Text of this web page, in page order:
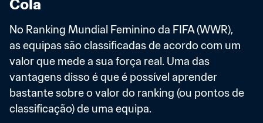
Cola
No Ranking Mundial Feminino da FIFA (WWR),
as equipas são classificadas de acordo com um
valor que mede a sua força real. Uma das
vantagens disso é que é possível aprender
bastante sobre o valor do ranking (ou pontos de
classificação) de uma equipa.